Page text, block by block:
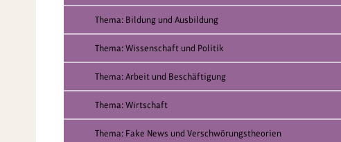
Thema: Bildung und Ausbildung
Thema: Wissenschaft und Politik
Thema: Arbeit und Beschäftigung
Thema: Wirtschaft
Thema: Fake News und Verschwörungstheorien